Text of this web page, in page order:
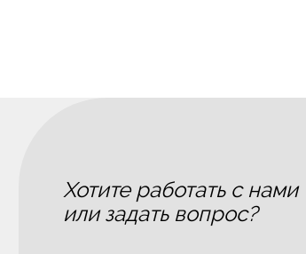
Хотите работать с нами
или задать вопрос?